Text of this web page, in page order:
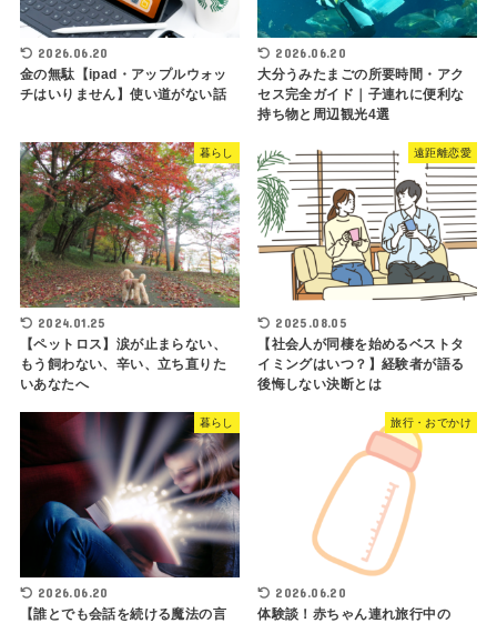
2026.06.20
金の無駄【ipad・アップルウォッ
チはいりません】使い道がない話
2026.06.20
大分うみたまごの所要時間・アク
セス完全ガイド｜子連れに便利な
持ち物と周辺観光4選
暮らし
2024.01.25
【ペットロス】涙が止まらない、
もう飼わない、辛い、立ち直りた
いあなたへ
遠距離恋愛
2025.08.05
【社会人が同棲を始めるベストタ
イミングはいつ？】経験者が語る
後悔しない決断とは
暮らし
2026.06.20
【誰とでも会話を続ける魔法の言
旅行・おでかけ
2026.06.20
体験談！赤ちゃん連れ旅行中の